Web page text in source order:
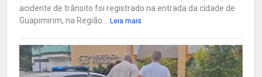
acidente de trânsito foi registrado na entrada da cidade de
Guapimirim, na Região...
Leia mais